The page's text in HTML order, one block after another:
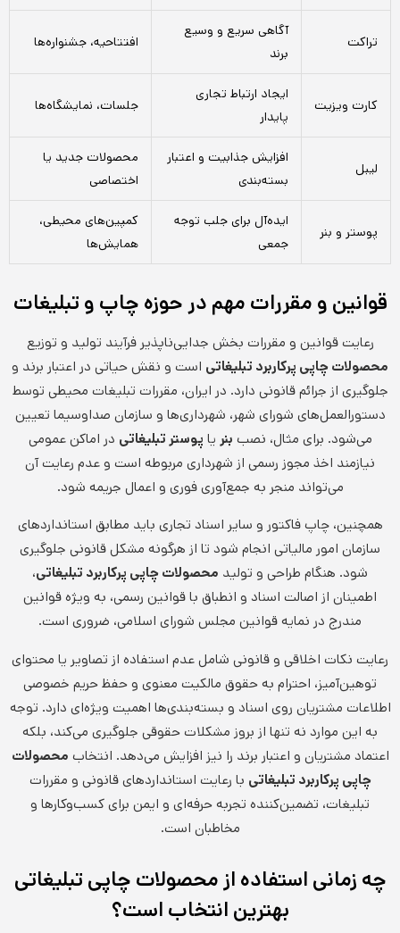
تراکت
آگاهی سریع و وسیع
برند
افتتاحیه، جشنواره‌ها
کارت ویزیت
ایجاد ارتباط تجاری
پایدار
جلسات، نمایشگاه‌ها
لیبل
افزایش جذابیت و اعتبار
بسته‌بندی
محصولات جدید یا
اختصاصی
پوستر و بنر
ایده‌آل برای جلب توجه
جمعی
کمپین‌های محیطی،
همایش‌ها
قوانین و مقررات مهم در حوزه چاپ و تبلیغات
رعایت قوانین و مقررات بخش جدایی‌ناپذیر فرآیند تولید و توزیع
محصولات چاپی پرکاربرد تبلیغاتی است و نقش حیاتی در اعتبار برند و
جلوگیری از جرائم قانونی دارد. در ایران، مقررات تبلیغات محیطی توسط
دستورالعمل‌های شورای شهر، شهرداری‌ها و سازمان صداوسیما تعیین
می‌شود. برای مثال، نصب بنر یا پوستر تبلیغاتی در اماکن عمومی
نیازمند اخذ مجوز رسمی از شهرداری مربوطه است و عدم رعایت آن
می‌تواند منجر به جمع‌آوری فوری و اعمال جریمه شود.
همچنین، چاپ فاکتور و سایر اسناد تجاری باید مطابق استانداردهای
سازمان امور مالیاتی انجام شود تا از هرگونه مشکل قانونی جلوگیری
شود. هنگام طراحی و تولید محصولات چاپی پرکاربرد تبلیغاتی،
اطمینان از اصالت اسناد و انطباق با قوانین رسمی، به ویژه قوانین
مندرج در نمایه قوانین مجلس شورای اسلامی، ضروری است.
رعایت نکات اخلاقی و قانونی شامل عدم استفاده از تصاویر یا محتوای
توهین‌آمیز، احترام به حقوق مالکیت معنوی و حفظ حریم خصوصی
اطلاعات مشتریان روی اسناد و بسته‌بندی‌ها اهمیت ویژه‌ای دارد. توجه
به این موارد نه تنها از بروز مشکلات حقوقی جلوگیری می‌کند، بلکه
اعتماد مشتریان و اعتبار برند را نیز افزایش می‌دهد. انتخاب محصولات
چاپی پرکاربرد تبلیغاتی با رعایت استانداردهای قانونی و مقررات
تبلیغات، تضمین‌کننده تجربه حرفه‌ای و ایمن برای کسب‌وکارها و
مخاطبان است.
چه زمانی استفاده از محصولات چاپی تبلیغاتی
بهترین انتخاب است؟